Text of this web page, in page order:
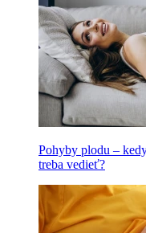
Pohyby plodu –
treba vedieť?